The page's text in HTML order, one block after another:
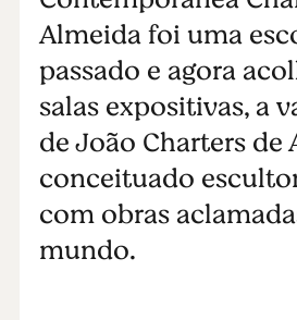
Charters
Almeida
Almeida foi uma
passado e agora
salas expositivas, a
de João Charters de
conceituado
com obras
mundo.